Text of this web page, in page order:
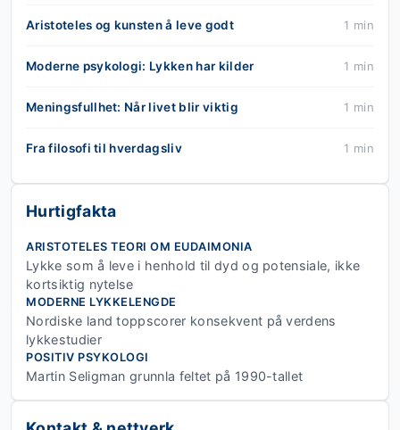
Aristoteles og kunsten å leve godt 1 min
Moderne psykologi: Lykken har kilder 1 min
Meningsfullhet: Når livet blir viktig 1 min
Fra filosofi til hverdagsliv 1 min
Hurtigfakta
ARISTOTELES TEORI OM EUDAIMONIA
Lykke som å leve i henhold til dyd og potensiale, ikke
kortsiktig nytelse
MODERNE LYKKELENGDE
Nordiske land toppscorer konsekvent på verdens
lykkestudier
POSITIV PSYKOLOGI
Martin Seligman grunnla feltet på 1990-tallet